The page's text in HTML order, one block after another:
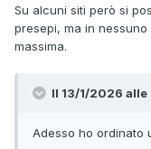
Su alcuni siti però si
presepi, ma in
massima.
Il 13/1/2026 alle
Adesso ho ordinato